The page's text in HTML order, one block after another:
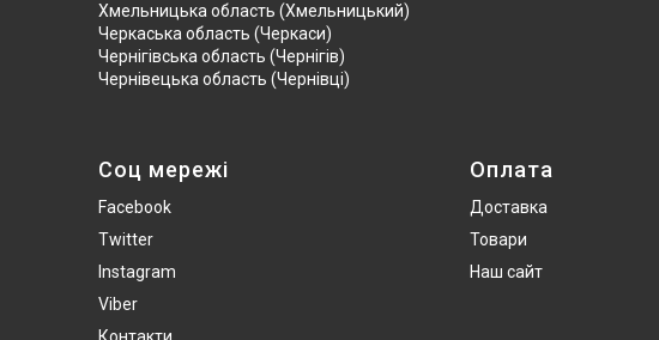
Хмельницька область (Хмельницький)
Черкаська область (Черкаси)
Чернігівська область (Чернігів)
Чернівецька область (Чернівці)
Соц мережі
Facebook
Twitter
Instagram
Viber
Оплата
Доставка
Товари
Наш сайт